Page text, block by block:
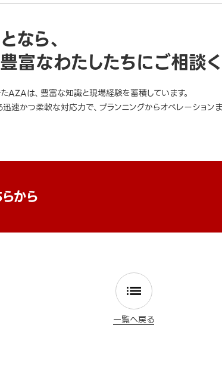
なら、
富なわたしたちにご相談く
AZAは、豊富な知識と現場経験を蓄積しています。
速かつ柔軟な対応力で、プランニングからオペレーションま
から
一覧へ戻る